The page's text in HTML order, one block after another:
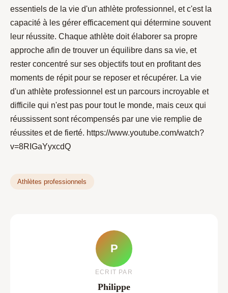
essentiels de la vie d'un athlète professionnel, et c'est la
capacité à les gérer efficacement qui détermine souvent
leur réussite. Chaque athlète doit élaborer sa propre
approche afin de trouver un équilibre dans sa vie, et
rester concentré sur ses objectifs tout en profitant des
moments de répit pour se reposer et récupérer. La vie
d'un athlète professionnel est un parcours incroyable et
difficile qui n'est pas pour tout le monde, mais ceux qui
réussissent sont récompensés par une vie remplie de
réussites et de fierté. https://www.youtube.com/watch?
v=8RIGaYyxcdQ
Athlètes professionnels
P
ECRIT PAR
Philippe